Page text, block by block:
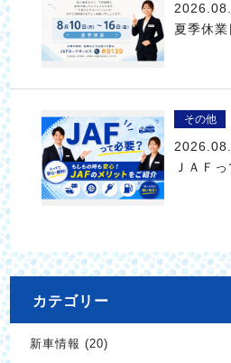
夏季休業
その他
ＪＡＦ
カテゴリー
新車情報 (20)